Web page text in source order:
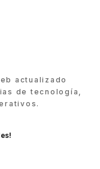
actualizado
de tecnología,